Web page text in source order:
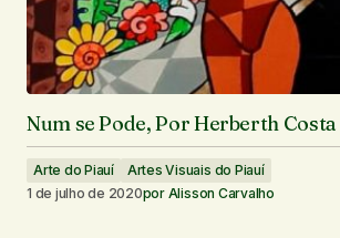
Num se Pode, Por Herberth Costa
Arte do Piauí
Artes Visuais do Piauí
1 de julho de 2020por Alisson Carvalho